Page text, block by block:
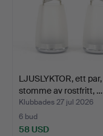
LJUSLYKTOR, ett par,
stomme av rostfritt, …
Klubbades 27 jul 2026
6 bud
58 USD